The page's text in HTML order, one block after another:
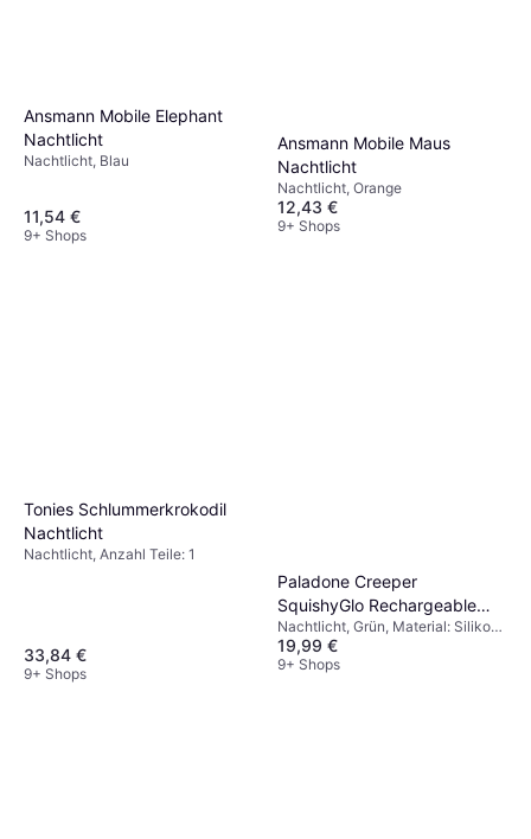
Ansmann Mobile Elephant
Nachtlicht
Nachtlicht, Blau
11,54 €
9+ Shops
Ansmann Mobile Maus
Nachtlicht
Nachtlicht, Orange
12,43 €
9+ Shops
Tonies Schlummerkrokodil
Nachtlicht
Nachtlicht, Anzahl Teile: 1
33,84 €
9+ Shops
Paladone Creeper
SquishyGlo Rechargeable
Nachtlicht
Nachtlicht, Grün, Material: Silikon,
Thema: Minecraft
19,99 €
9+ Shops